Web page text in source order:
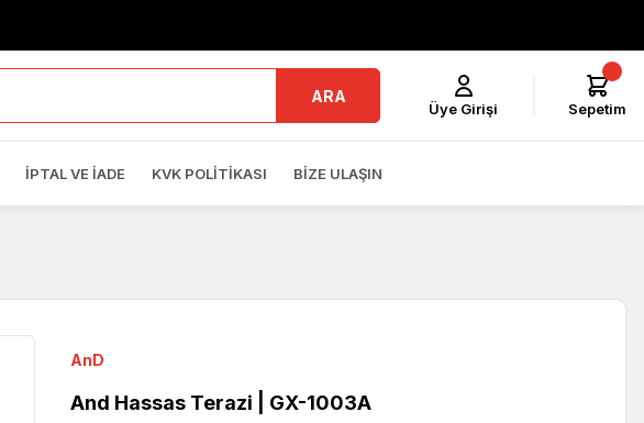
ARA
Üye Girişi Sepetim
İPTAL VE İADE KVK POLITIKASI BIZE ULAŞIN
AnD
And Hassas Terazi | GX-1003A